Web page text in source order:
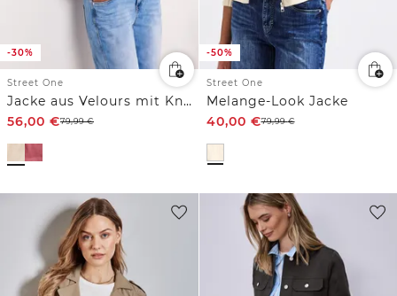
-30%
Street One
Jacke aus Velours mit Knopfleiste
56,00 €79,99€
-50%
Street One
Melange-Look Jacke
40,00 €79,99€